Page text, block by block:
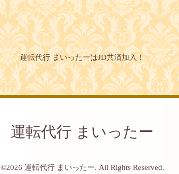
運転代行 まいったーはJD共済加入！
運転代行 まいったー
©2026 運転代行 まいったー. All Rights Reserved.